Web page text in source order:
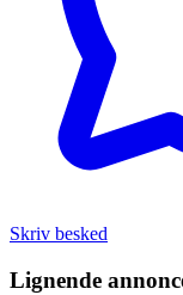
Skriv besked
Lignende